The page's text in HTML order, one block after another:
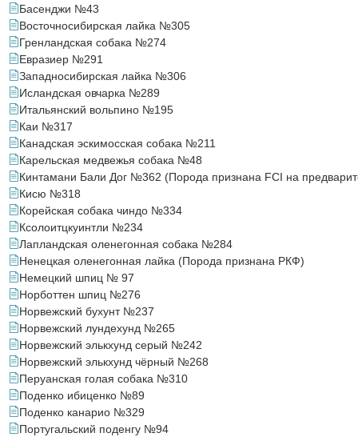
Басенджи №43
Восточносибирская лайка №305
Гренландская собака №274
Евразиер №291
Западносибирская лайка №306
Исландская овчарка №289
Итальянский вольпино №195
Каи №317
Канадская эскимосская собака №211
Карельская медвежья собака №48
Кинтамани Бали Дог №362 (Порода признана FCI на
Кисю №318
Корейская собака чиндо №334
Ксолоитцкуинтли №234
Лапландская оленегонная собака №284
Ненецкая оленегонная лайка (Порода признана РКФ)
Немецкий шпиц № 97
Норботтен шпиц №276
Норвежский бухунт №237
Норвежский лундехунд №265
Норвежский элькхунд серый №242
Норвежский элькхунд чёрный №268
Перуанская голая собака №310
Поденко ибиценко №89
Поденко канарио №329
Португальский поденгу №94